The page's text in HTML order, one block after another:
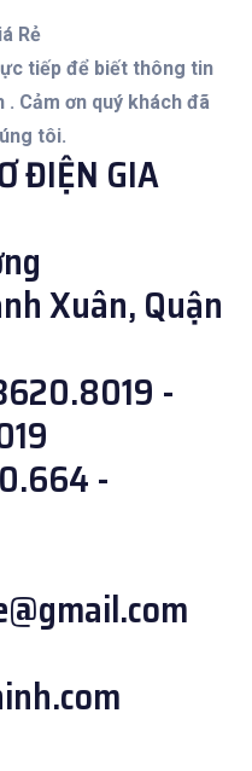
Rẻ
tiếp để biết thông tin
Cảm ơn quý khách đã
tôi.
ĐIỆN GIA
Xuân, Quận
-
-